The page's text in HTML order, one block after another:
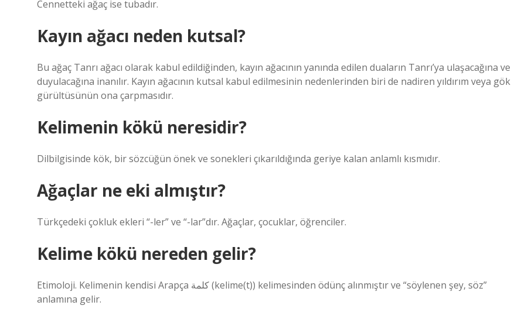
Cennetteki ağaç ise tubadır.
Kayın ağacı neden kutsal?
Bu ağaç Tanrı ağacı olarak kabul edildiğinden, kayın ağacının yanında edilen duaların Tanrı’ya ulaşacağına ve
duyulacağına inanılır. Kayın ağacının kutsal kabul edilmesinin nedenlerinden biri de nadiren yıldırım veya gök
gürültüsünün ona çarpmasıdır.
Kelimenin kökü neresidir?
Dilbilgisinde kök, bir sözcüğün önek ve sonekleri çıkarıldığında geriye kalan anlamlı kısmıdır.
Ağaçlar ne eki almıştır?
Türkçedeki çokluk ekleri “-ler” ve “-lar”dır. Ağaçlar, çocuklar, öğrenciler.
Kelime kökü nereden gelir?
Etimoloji. Kelimenin kendisi Arapça كلمة (kelime(t)) kelimesinden ödünç alınmıştır ve “söylenen şey, söz”
anlamına gelir.